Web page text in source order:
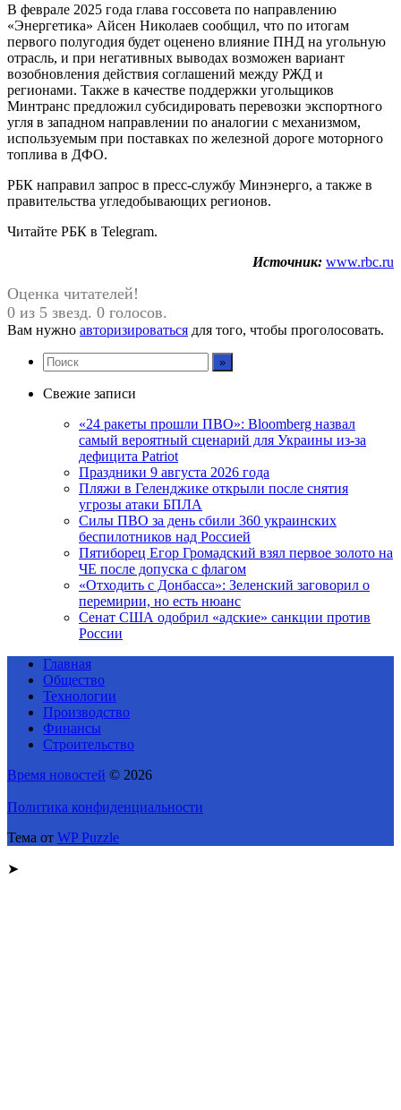
В феврале 2025 года глава госсовета по направлению
«Энергетика» Айсен Николаев сообщил, что по итогам
первого полугодия будет оценено влияние ПНД на угольную
отрасль, и при негативных выводах возможен вариант
возобновления действия соглашений между РЖД и
регионами. Также в качестве поддержки угольщиков
Минтранс предложил субсидировать перевозки экспортного
угля в западном направлении по аналогии с механизмом,
используемым при поставках по железной дороге моторного
топлива в ДФО.
РБК направил запрос в пресс-службу Минэнерго, а также в
правительства угледобывающих регионов.
Читайте РБК в Telegram.
Источник: www.rbc.ru
Оценка читателей!
0 из 5 звезд. 0 голосов.
Вам нужно авторизироваться для того, чтобы проголосовать.
Свежие записи
«24 ракеты прошли ПВО»: Bloomberg назвал
самый вероятный сценарий для Украины из-за
дефицита Patriot
Праздники 9 августа 2026 года
Пляжи в Геленджике открыли после снятия
угрозы атаки БПЛА
Силы ПВО за день сбили 360 украинских
беспилотников над Россией
Пятиборец Егор Громадский взял первое золото на
ЧЕ после допуска с флагом
«Отходить с Донбасса»: Зеленский заговорил о
перемирии, но есть нюанс
Сенат США одобрил «адские» санкции против
России
Главная
Общество
Технологии
Производство
Финансы
Строительство
Время новостей © 2026
Политика конфиденциальности
Тема от WP Puzzle
➤